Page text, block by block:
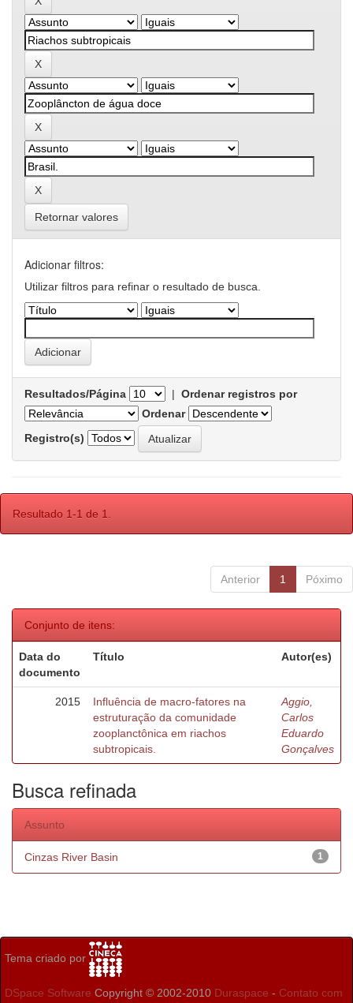
Retornar valores
Adicionar filtros:
Utilizar filtros para refinar o resultado de busca.
Resultados/Página | Ordenar registros por
Ordenar
Registro(s)
Resultado 1-1 de 1.
Anterior 1 Póximo
Conjunto de itens:
Data do
documento
Título Autor(es)
2015
Influência de macro-fatores na
estruturação da comunidade
zooplanctônica em riachos
subtropicais.
Aggio,
Carlos
Eduardo
Gonçalves
Busca refinada
Assunto
1
Cinzas River Basin
Tema criado por
DSpace Software Copyright © 2002-2010 Duraspace - Contato com